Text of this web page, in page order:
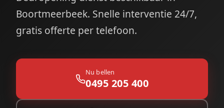
Boortmeerbeek. Snelle interventie 24/7,
gratis offerte per telefoon.
Nu bellen
0495 205 400